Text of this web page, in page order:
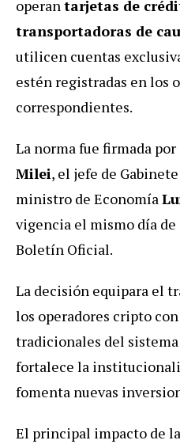
operantarjetas de
transportadoras de
utilicen cuentas
estén registradas en los
correspondientes.
La norma fue firmada
Milei, el jefe de Gabinete
ministro de Economía
vigencia el mismo día
Boletín Oficial.
La decisión equipara el
los operadores cripto
tradicionales del
fortalece la
fomenta nuevas
El principal impacto de